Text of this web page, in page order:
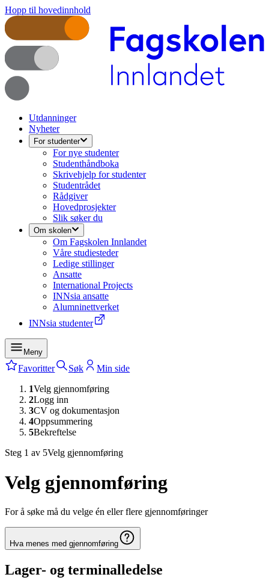
Hopp til hovedinnhold
Utdanninger
Nyheter
For studenter
For nye studenter
Studenthåndboka
Skrivehjelp for studenter
Studentrådet
Rådgiver
Hovedprosjekter
Slik søker du
Om skolen
Om Fagskolen Innlandet
Våre studiesteder
Ledige stillinger
Ansatte
International Projects
INNsia ansatte
Alumninettverket
INNsia studenter
Meny
Favoritter Søk
Min side
1Velg gjennomføring
2Logg inn
3CV og dokumentasjon
4Oppsummering
5Bekreftelse
Steg 1 av 5Velg gjennomføring
Velg gjennomføring
For å søke må du velge én eller flere gjennomføringer
Hva menes med gjennomføring
Lager- og terminalledelse